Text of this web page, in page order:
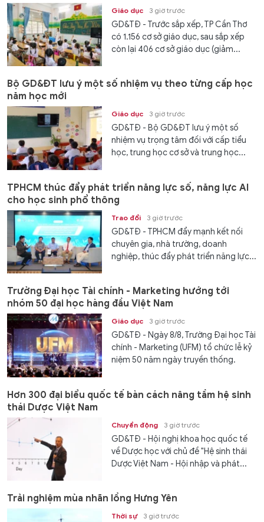
Giáo dục 3 giờ trước
GD&TĐ - Trước sắp xếp, TP Cần Thơ
có 1.156 cơ sở giáo dục, sau sắp xếp
còn lại 406 cơ sở giáo dục (giảm...
Bộ GD&ĐT lưu ý một số nhiệm vụ theo từng cấp học
năm học mới
Giáo dục 3 giờ trước
GD&TĐ - Bộ GD&ĐT lưu ý một số
nhiệm vụ trọng tâm đối với cấp tiểu
học, trung học cơ sở và trung học...
TPHCM thúc đẩy phát triển năng lực số, năng lực AI
cho học sinh phổ thông
Trao đổi 3 giờ trước
GD&TĐ - TPHCM đẩy mạnh kết nối
chuyên gia, nhà trường, doanh
nghiệp, thúc đẩy phát triển năng lực...
Trường Đại học Tài chính - Marketing hướng tới
nhóm 50 đại học hàng đầu Việt Nam
Giáo dục 3 giờ trước
GD&TĐ - Ngày 8/8, Trường Đại học Tài
chính - Marketing (UFM) tổ chức lễ kỷ
niệm 50 năm ngày truyền thống.
Hơn 300 đại biểu quốc tế bàn cách nâng tầm hệ sinh
thái Dược Việt Nam
Chuyển động 3 giờ trước
GD&TĐ - Hội nghị khoa học quốc tế
về Dược học với chủ đề "Hệ sinh thái
Dược Việt Nam - Hội nhập và phát...
Trải nghiệm mùa nhãn lồng Hưng Yên
Thời sự 3 giờ trước